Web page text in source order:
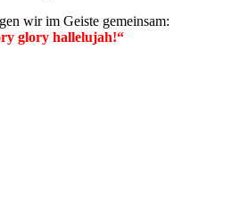
wir im Geiste gemeinsam:
glory hallelujah!“